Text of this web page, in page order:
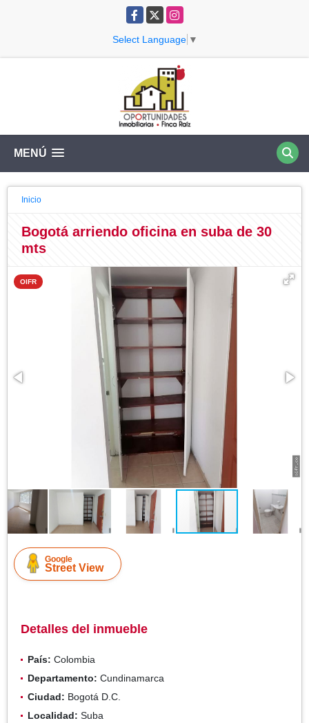
Facebook
X Instagram
Select Language ▼
MENÚ
Inicio
Bogotá arriendo oficina en suba de 30
mts
OIFR
Google
Street View
Detalles del inmueble
País: Colombia
Departamento: Cundinamarca
Ciudad: Bogotá D.C.
Localidad: Suba